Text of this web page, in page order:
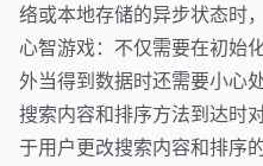
络或本地存储的异步状态时
心智游戏：不仅需要在初始
外当得到数据时还需要小心
搜索内容和排序方法到达时
于用户更改搜索内容和排序